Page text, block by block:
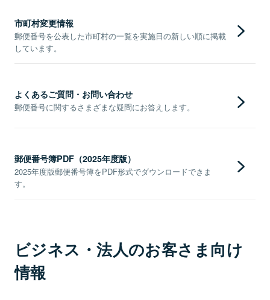
市町村変更情報
郵便番号を公表した市町村の一覧を実施日の新しい順に掲載
しています。
よくあるご質問・お問い合わせ
郵便番号に関するさまざまな疑問にお答えします。
郵便番号簿PDF（2025年度版）
2025年度版郵便番号簿をPDF形式でダウンロードできま
す。
ビジネス・法人のお客さま向け
情報